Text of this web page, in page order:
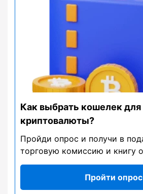
Как выбрать кошелек для
криптовалюты?
Пройди опрос и получи в
торговую комиссию и книгу
Пройти опрос